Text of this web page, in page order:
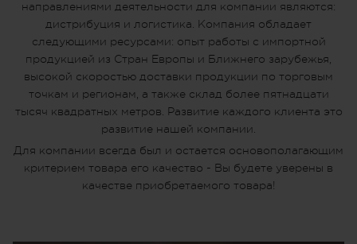
направлениями деятельности для компании являются:
дистрибуция и логистика. Компания обладает
следующими ресурсами: опыт работы с импортной
продукцией из Стран Европы и Ближнего зарубежья,
высокой скоростью доставки продукции по торговым
точкам и регионам, а также склад более пятнадцати
тысяч квадратных метров. Развитие каждого клиента это
развитие нашей компании.
Для компании всегда был и остается основополагающим
критерием товара его качество - Вы будете уверены в
качестве приобретаемого товара!